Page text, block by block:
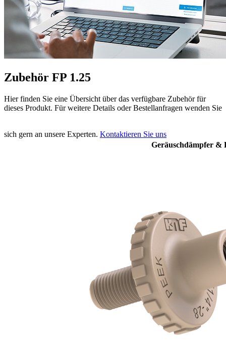
Zubehör FP 1.25
Hier finden Sie eine Übersicht über das verfügbare Zubehör für
dieses Produkt. Für weitere Details oder Bestellanfragen wenden Sie
sich gern an unsere Experten. Kontaktieren Sie uns
Geräuschdämpfer &